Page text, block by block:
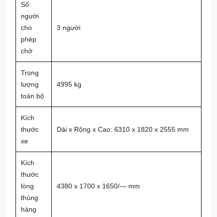
Số
người
cho
phép
chở
3 người
Trọng
lượng
toàn bộ
4995 kg
Kích
thước
xe
Dài x Rộng x Cao: 6310 x 1820 x 2555 mm
Kích
thước
lòng
thùng
hàng
4380 x 1700 x 1650/— mm